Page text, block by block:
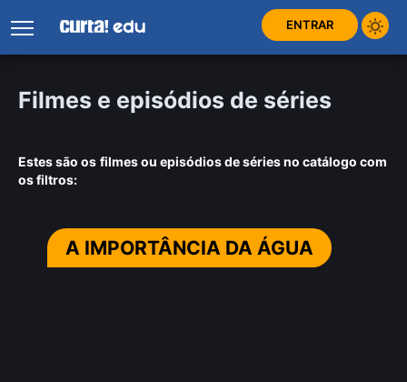
ENTRAR
Filmes e episódios de séries
Estes são os filmes ou episódios de séries no catálogo com
os filtros:
A IMPORTÂNCIA DA ÁGUA